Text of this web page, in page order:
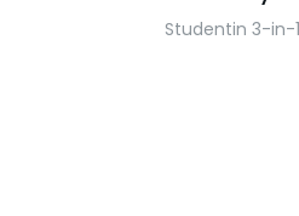
Studentin 3-in-